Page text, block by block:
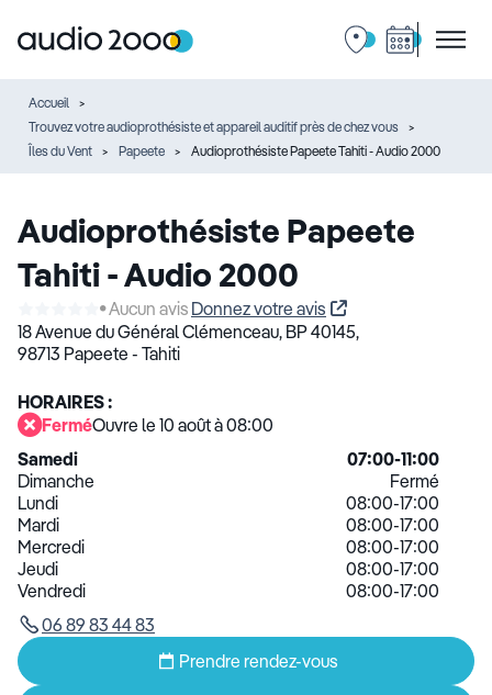
Accueil
Trouvez votre audioprothésiste et appareil auditif près de chez vous
Îles du Vent
Papeete Audioprothésiste Papeete Tahiti - Audio 2000
Audioprothésiste Papeete
Tahiti - Audio 2000
Aucun avis Donnez votre avis
18 Avenue du Général Clémenceau, BP 40145,
98713 Papeete - Tahiti
HORAIRES :
FerméOuvre le 10 août à 08:00
Samedi
07:00-11:00
Dimanche
Fermé
Lundi
08:00-17:00
Mardi
08:00-17:00
Mercredi
08:00-17:00
Jeudi
08:00-17:00
Vendredi
08:00-17:00
06 89 83 44 83
Prendre rendez-vous